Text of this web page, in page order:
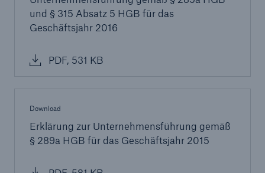
und § 315 Absatz 5 HGB für das
Geschäftsjahr 2016
PDF, 531 KB
Download
Erklärung zur Unternehmensführung gemäß
§ 289a HGB für das Geschäftsjahr 2015